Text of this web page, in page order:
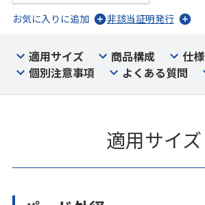
お気に入りに追加
非該当証明発行
適用サイズ 商品構成 仕様
個別注意事項
よくある質問
適用サイズ